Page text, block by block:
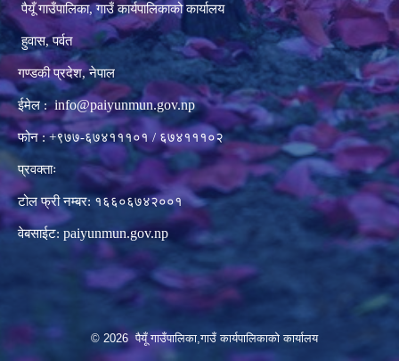
पैयूँ गाउँपालिका, गाउँ कार्यपालिकाको कार्यालय
हुवास, पर्वत
गण्डकी प्रदेश, नेपाल
ईमेल : info@paiyunmun.gov.np
फोन : +९७७-६७४१११०१ / ६७४१११०२
प्रवक्ताः
टोल फ्री नम्बर: १६६०६७४२००१
वेबसाईट: paiyunmun.gov.np
© 2026 पैयूँ गाउँपालिका,गाउँ कार्यपालिकाको कार्यालय